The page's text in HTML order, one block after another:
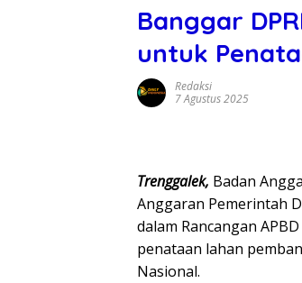
Banggar
untuk
Redaksi
7 Agustus 2025
Trenggalek, Badan
Anggaran Pemerintah
dalam Rancangan
penataan lahan
Nasional.